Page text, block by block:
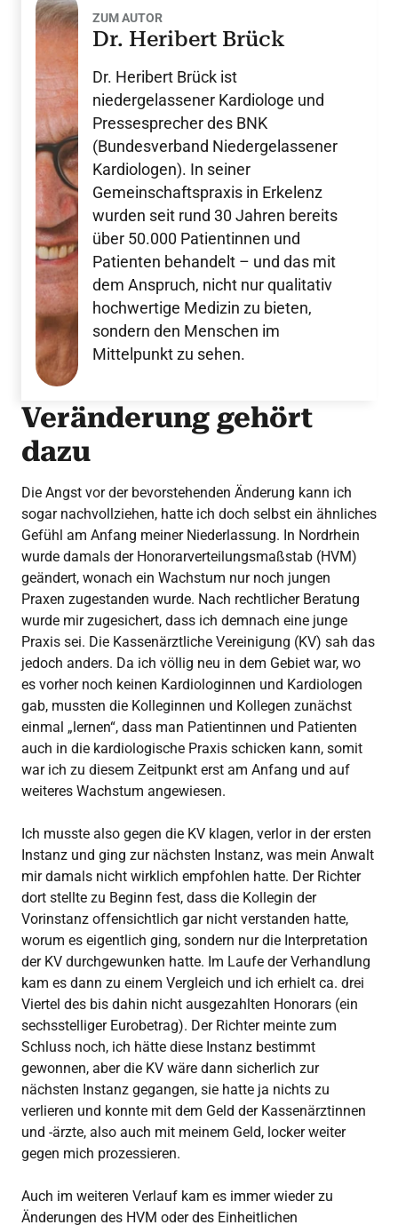
ZUM AUTOR
Dr. Heribert Brück
Dr. Heribert Brück ist
niedergelassener Kardiologe und
Pressesprecher des BNK
(Bundesverband Niedergelassener
Kardiologen). In seiner
Gemeinschaftspraxis in Erkelenz
wurden seit rund 30 Jahren bereits
über 50.000 Patientinnen und
Patienten behandelt – und das mit
dem Anspruch, nicht nur qualitativ
hochwertige Medizin zu bieten,
sondern den Menschen im
Mittelpunkt zu sehen.
Veränderung gehört
dazu
Die Angst vor der bevorstehenden Änderung kann ich
sogar nachvollziehen, hatte ich doch selbst ein ähnliches
Gefühl am Anfang meiner Niederlassung. In Nordrhein
wurde damals der Honorarverteilungsmaßstab (HVM)
geändert, wonach ein Wachstum nur noch jungen
Praxen zugestanden wurde. Nach rechtlicher Beratung
wurde mir zugesichert, dass ich demnach eine junge
Praxis sei. Die Kassenärztliche Vereinigung (KV) sah das
jedoch anders. Da ich völlig neu in dem Gebiet war, wo
es vorher noch keinen Kardiologinnen und Kardiologen
gab, mussten die Kolleginnen und Kollegen zunächst
einmal „lernen“, dass man Patientinnen und Patienten
auch in die kardiologische Praxis schicken kann, somit
war ich zu diesem Zeitpunkt erst am Anfang und auf
weiteres Wachstum angewiesen.
Ich musste also gegen die KV klagen, verlor in der ersten
Instanz und ging zur nächsten Instanz, was mein Anwalt
mir damals nicht wirklich empfohlen hatte. Der Richter
dort stellte zu Beginn fest, dass die Kollegin der
Vorinstanz offensichtlich gar nicht verstanden hatte,
worum es eigentlich ging, sondern nur die Interpretation
der KV durchgewunken hatte. Im Laufe der Verhandlung
kam es dann zu einem Vergleich und ich erhielt ca. drei
Viertel des bis dahin nicht ausgezahlten Honorars (ein
sechsstelliger Eurobetrag). Der Richter meinte zum
Schluss noch, ich hätte diese Instanz bestimmt
gewonnen, aber die KV wäre dann sicherlich zur
nächsten Instanz gegangen, sie hatte ja nichts zu
verlieren und konnte mit dem Geld der Kassenärztinnen
und -ärzte, also auch mit meinem Geld, locker weiter
gegen mich prozessieren.
Auch im weiteren Verlauf kam es immer wieder zu
Änderungen des HVM oder des Einheitlichen